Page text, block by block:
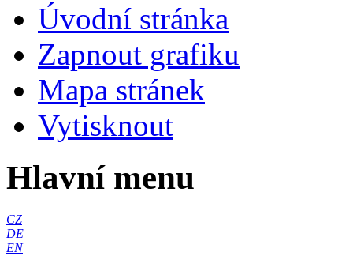
Úvodní stránka
Zapnout grafiku
Mapa stránek
Vytisknout
Hlavní menu
CZ
DE
EN